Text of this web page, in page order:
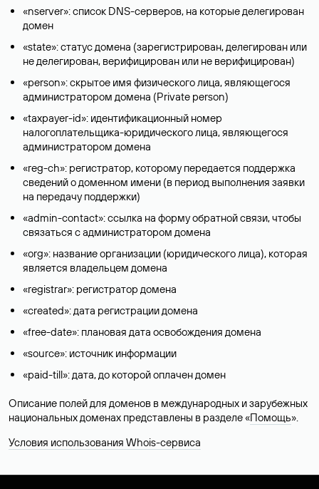
«nserver»: список DNS-серверов, на которые делегирован
домен
«state»: статус домена (зарегистрирован, делегирован или
не делегирован, верифицирован или не верифицирован)
«person»: скрытое имя физического лица, являющегося
администратором домена (Privatе person)
«taxpayer-id»: идентификационный номер
налогоплательщика-юридического лица, являющегося
администратором домена
«reg-ch»: регистратор, которому передается поддержка
сведений о доменном имени (в период выполнения заявки
на передачу поддержки)
«admin-contact»: ссылка на форму обратной связи, чтобы
связаться с администратором домена
«org»: название организации (юридического лица), которая
является владельцем домена
«registrar»: регистратор домена
«created»: дата регистрации домена
«free-date»: плановая дата освобождения домена
«source»: источник информации
«paid-till»: дата, до которой оплачен домен
Описание полей для доменов в международных и зарубежных
национальных доменах представлены в разделе «Помощь».
Условия использования Whois-сервиса